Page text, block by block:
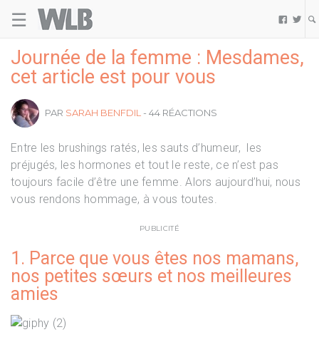
☰  
Journée de la femme : Mesdames,
cet article est pour vous
PAR SARAH BENFDIL - 44 RÉACTIONS
Entre les brushings ratés, les sauts d’humeur, les
préjugés, les hormones et tout le reste, ce n’est pas
toujours facile d’être une femme. Alors aujourd’hui, nous
vous rendons hommage, à vous toutes.
PUBLICITÉ
1. Parce que vous êtes nos mamans,
nos petites sœurs et nos meilleures
amies